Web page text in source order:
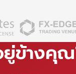
ยู่ข้างคุ